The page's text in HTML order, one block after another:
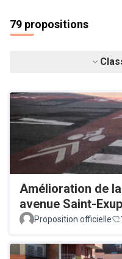
79 propositions
Amélioration de
avenue Saint-
Proposition officielle